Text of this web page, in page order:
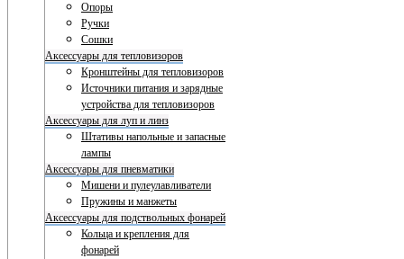
Опоры
Ручки
Сошки
Аксессуары для тепловизоров
Кронштейны для тепловизоров
Источники питания и зарядные
устройства для тепловизоров
Аксессуары для луп и линз
Штативы напольные и запасные
лампы
Аксессуары для пневматики
Мишени и пулеулавливатели
Пружины и манжеты
Аксессуары для подствольных фонарей
Кольца и крепления для
фонарей